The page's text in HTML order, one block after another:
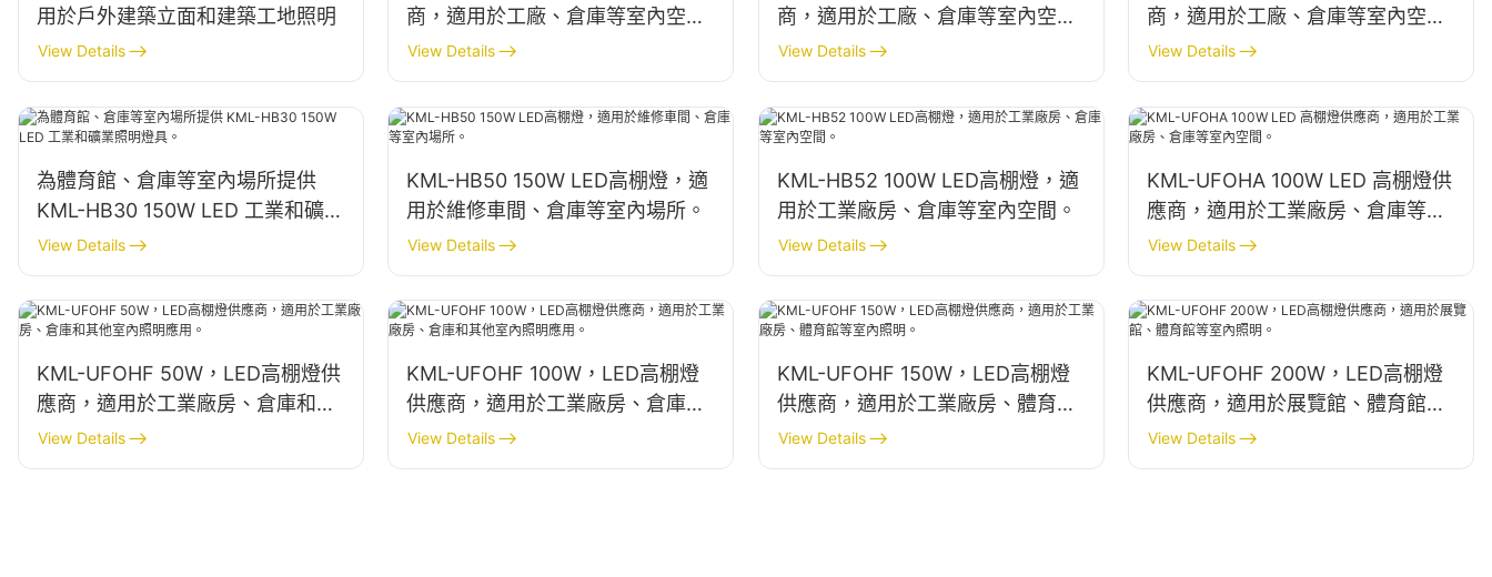
用於戶外建築立面和建築工地照明
View Details
商，適用於工廠、倉庫等室內空間
照明。
View Details
商，適用於工廠、倉庫等室內空間
照明。
View Details
商，適用於工廠、倉庫等室內空間
照明。
View Details
為體育館、倉庫等室內場所提供
KML-HB30 150W LED 工業和礦業
照明燈具。
View Details
KML-HB50 150W LED高棚燈，適
用於維修車間、倉庫等室內場所。
View Details
KML-HB52 100W LED高棚燈，適
用於工業廠房、倉庫等室內空間。
View Details
KML-UFOHA 100W LED 高棚燈供
應商，適用於工業廠房、倉庫等室
內空間。
View Details
KML-UFOHF 50W，LED高棚燈供
應商，適用於工業廠房、倉庫和其
他室內照明應用。
View Details
KML-UFOHF 100W，LED高棚燈
供應商，適用於工業廠房、倉庫和
其他室內照明應用。
View Details
KML-UFOHF 150W，LED高棚燈
供應商，適用於工業廠房、體育館
等室內照明。
View Details
KML-UFOHF 200W，LED高棚燈
供應商，適用於展覽館、體育館等
室內照明。
View Details